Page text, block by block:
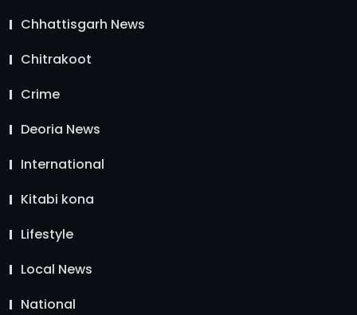
Chhattisgarh News
Chitrakoot
Crime
Deoria News
International
Kitabi kona
Lifestyle
Local News
National